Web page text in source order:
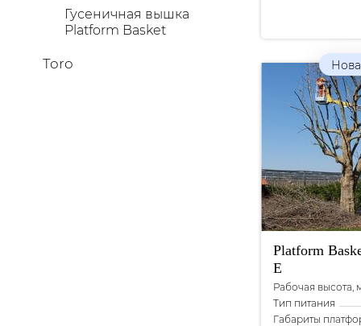
Гусеничная вышка
Platform Basket
Toro
Platform
E
Рабочая высота,
Тип питания
Габариты